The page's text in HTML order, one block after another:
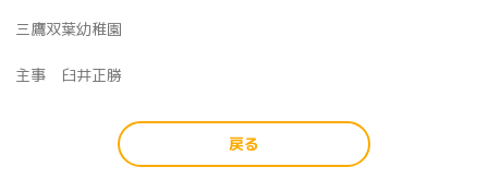
三鷹双葉幼稚園
主事 臼井正勝
戻る